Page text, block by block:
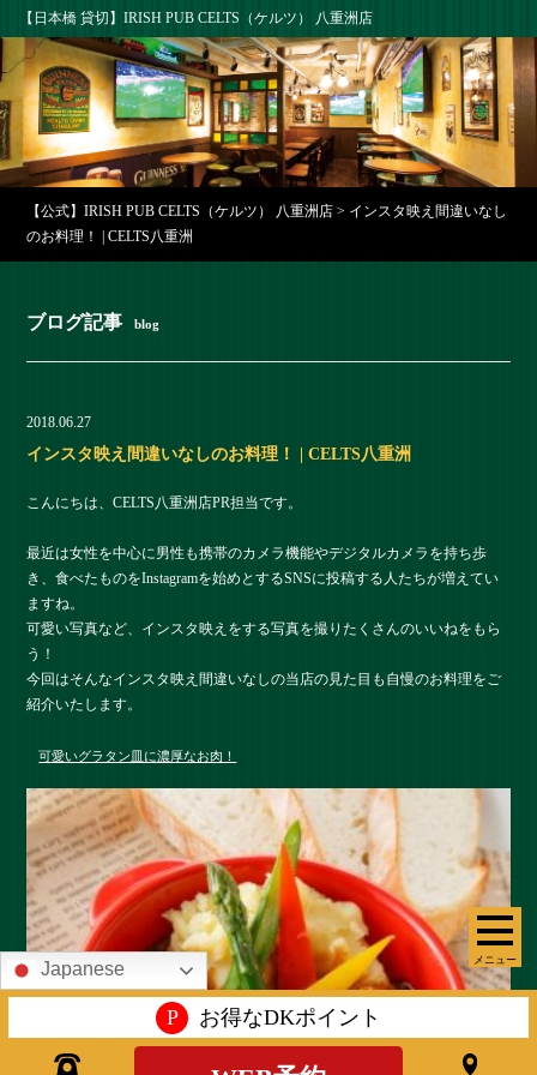
【日本橋 貸切】IRISH PUB CELTS（ケルツ） 八重洲店
メニュー
【公式】IRISH PUB CELTS（ケルツ） 八重洲店 > インスタ映え間違いなし
のお料理！ | CELTS八重洲
ブログ記事 blog
2018.06.27
インスタ映え間違いなしのお料理！ | CELTS八重洲
こんにちは、CELTS八重洲店PR担当です。
最近は女性を中心に男性も携帯のカメラ機能やデジタルカメラを持ち歩
き、食べたものをInstagramを始めとするSNSに投稿する人たちが増えてい
ますね。
可愛い写真など、インスタ映えをする写真を撮りたくさんのいいねをもら
う！
今回はそんなインスタ映え間違いなしの当店の見た目も自慢のお料理をご
紹介いたします。
可愛いグラタン皿に濃厚なお肉！
Japanese
P お得なDKポイント